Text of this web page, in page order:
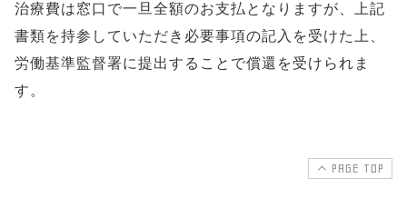
治療費は窓口で一旦全額のお支払となりますが、上記
書類を持参していただき必要事項の記入を受けた上、
労働基準監督署に提出することで償還を受けられま
す。
PAGE TOP